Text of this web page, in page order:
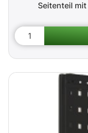
Seitenteil